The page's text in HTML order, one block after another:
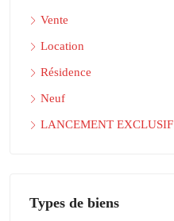
Vente
Location
Résidence
Neuf
LANCEMENT EXCLUSIF
Types de biens